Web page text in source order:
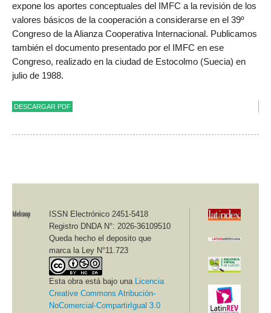
expone los aportes conceptuales del IMFC a la revisión de los
valores básicos de la cooperación a considerarse en el 39º
Congreso de la Alianza Cooperativa Internacional. Publicamos
también el documento presentado por el IMFC en ese
Congreso, realizado en la ciudad de Estocolmo (Suecia) en
julio de 1988.
DESCARGAR PDF
ISSN Electrónico 2451-5418
Registro DNDA N°: 2026-36109510
Queda hecho el deposito que
marca la Ley N°11.723
Esta obra está bajo una Licencia
Creative Commons Atribución-
NoComercial-CompartirIgual 3.0